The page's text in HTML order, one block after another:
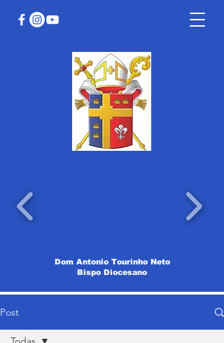
Dom Antonio Tourinho Neto
Bispo Diocesano
Post